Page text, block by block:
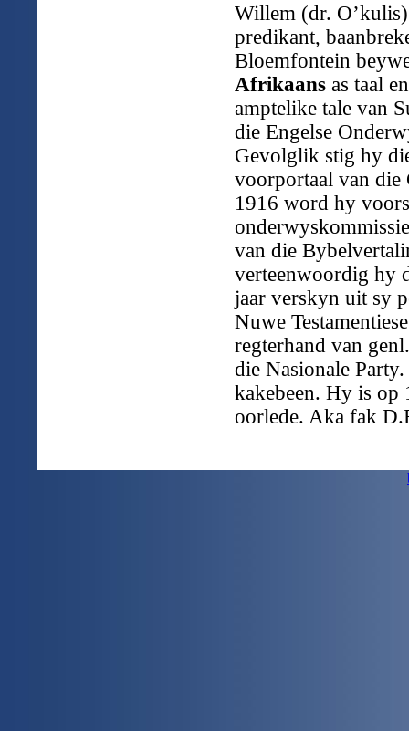
Willem (dr.
predikant,
Bloemfontein
Afrikaans as taal
amptelike tale van
die Engelse
Gevolglik stig hy
voorportaal van
1916 word hy
van die
verteenwoordig hy
jaar verskyn uit sy
Nuwe
regterhand van
die Nasionale
kakebeen. Hy is op
oorlede. Aka fak